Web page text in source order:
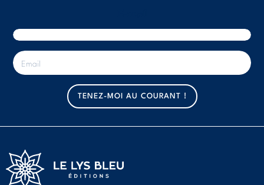
E
-
m
TENEZ-MOI AU COURANT !